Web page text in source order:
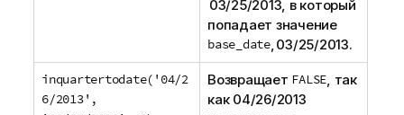
03/25/2013, в который
попадает значение
base_date, 03/25/2013.
inquartertodate('04/2
6/2013',
Возвращает FALSE, так
как 04/26/2013